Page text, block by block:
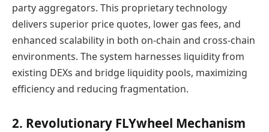
party aggregators. This proprietary technology
delivers superior price quotes, lower gas fees, and
enhanced scalability in both on-chain and cross-chain
environments. The system harnesses liquidity from
existing DEXs and bridge liquidity pools, maximizing
efficiency and reducing fragmentation.
2. Revolutionary FLYwheel Mechanism